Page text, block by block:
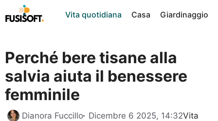
al
Vita quotidiana Casa Giardinaggio
Perché bere tisane alla
salvia aiuta il benessere
femminile
Dianora Fuccillo Dicembre 6 2025, 14:32Vita